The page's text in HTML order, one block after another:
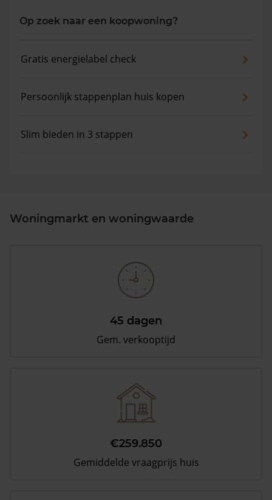
Op zoek naar een koopwoning?
Gratis energielabel check
Persoonlijk stappenplan huis kopen
Slim bieden in 3 stappen
Woningmarkt en woningwaarde
45 dagen
Gem. verkooptijd
€259.850
Gemiddelde vraagprijs huis